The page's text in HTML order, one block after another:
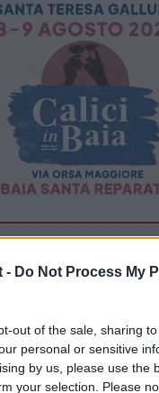
- Do Not Process My
out of the sale, sharing
personal or sensitive
by us, please use the
your selection. Please
a